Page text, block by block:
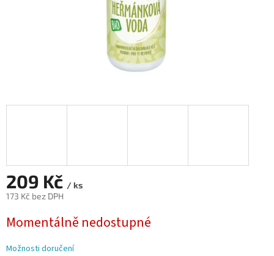
209 Kč / ks
173 Kč bez DPH
cena:
Momentálně nedostupné
Možnosti doručení